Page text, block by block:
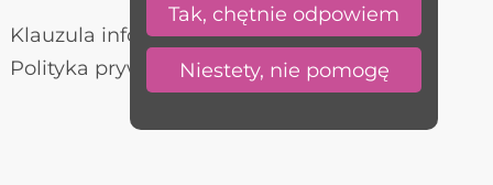
Tak, chętnie odpowiem
Niestety, nie pomogę
Klauzula informacyjna
Polityka prywatności